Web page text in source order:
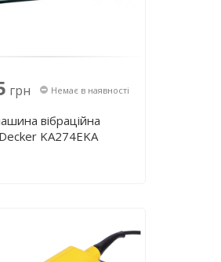
грн Немає в наявності
вібраційна
KA274EKA